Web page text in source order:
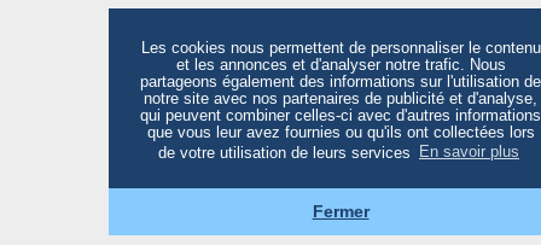
Les cookies nous permettent de personnaliser le contenu
et les annonces et d'analyser notre trafic. Nous
partageons également des informations sur l'utilisation de
notre site avec nos partenaires de publicité et d'analyse,
qui peuvent combiner celles-ci avec d'autres informations
que vous leur avez fournies ou qu'ils ont collectées lors
de votre utilisation de leurs services
En savoir plus
Fermer